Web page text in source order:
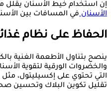
إن استخدام خيط الأسنان يقلل
الأسنانفي المسافات بين
الحفاظ على نظام
ينصح بتناول الأطعمة الغنية
والخضروات الورقية لتقوية
التي تحتوي على إكسيليتول، مثل
تقليل تكوين البلاك وتحسين